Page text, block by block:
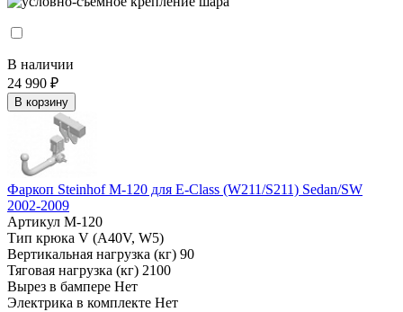
В наличии
24 990 ₽
В корзину
Фаркоп Steinhof M-120 для E-Class (W211/S211) Sedan/SW
2002-2009
Артикул M-120
Тип крюка V (A40V, W5)
Вертикальная нагрузка (кг) 90
Тяговая нагрузка (кг) 2100
Вырез в бампере Нет
Электрика в комплекте Нет